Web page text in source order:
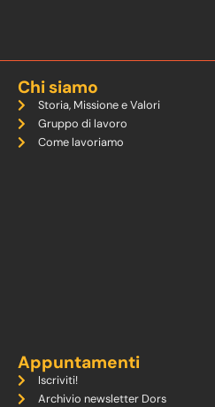
Chi siamo
Storia, Missione e Valori
Gruppo di lavoro
Come lavoriamo
Appuntamenti
Iscriviti!
Archivio newsletter Dors